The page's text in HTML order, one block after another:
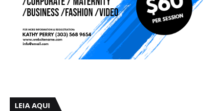
LEIA AQUI